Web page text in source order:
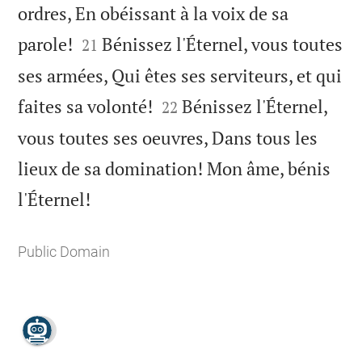
ordres, En obéissant à la voix de sa
parole! 

21 Bénissez l'Éternel, vous toutes
ses armées, Qui êtes ses serviteurs, et qui
faites sa volonté! 

22 Bénissez l'Éternel,
vous toutes ses oeuvres, Dans tous les
lieux de sa domination! Mon âme, bénis
l'Éternel!
Public Domain